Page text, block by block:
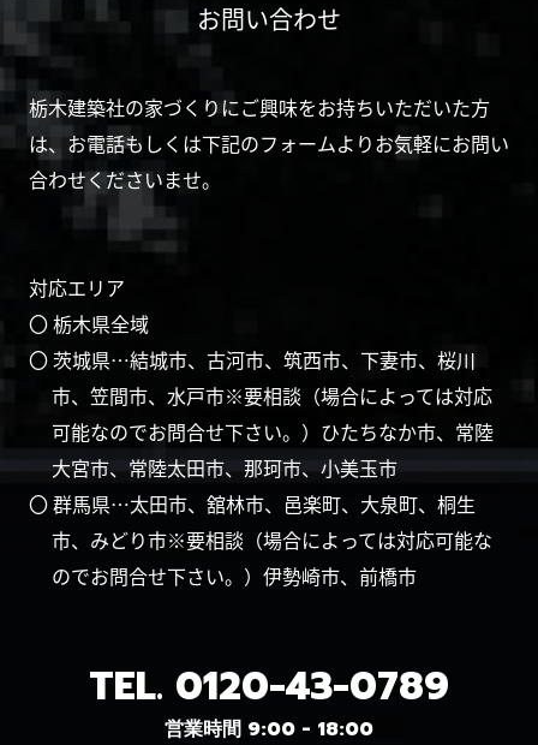
お問い合わせ
栃木建築社の家づくりにご興味をお持ちいただいた方
は、お電話もしくは下記のフォームよりお気軽にお問い
合わせくださいませ。
対応エリア
〇 栃木県全域
〇 茨城県…結城市、古河市、筑西市、下妻市、桜川
市、笠間市、水戸市※要相談（場合によっては対応
可能なのでお問合せ下さい。）ひたちなか市、常陸
大宮市、常陸太田市、那珂市、小美玉市
〇 群馬県…太田市、舘林市、邑楽町、大泉町、桐生
市、みどり市※要相談（場合によっては対応可能な
のでお問合せ下さい。）伊勢崎市、前橋市
TEL. 0120-43-0789
営業時間 9:00 - 18:00